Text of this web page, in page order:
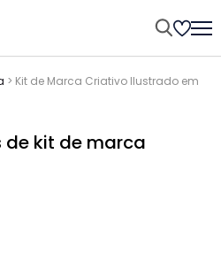
> Kit de Marca Criativo Ilustrado em
de kit de marca